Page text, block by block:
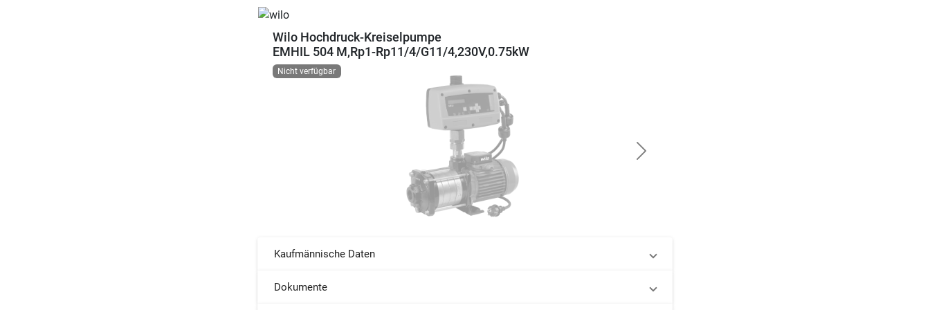
Wilo Hochdruck-Kreiselpumpe
EMHIL 504 M,Rp1-Rp11/4/G11/4,230V,0.75kW
Nicht verfügbar
Kaufmännische Daten
Dokumente